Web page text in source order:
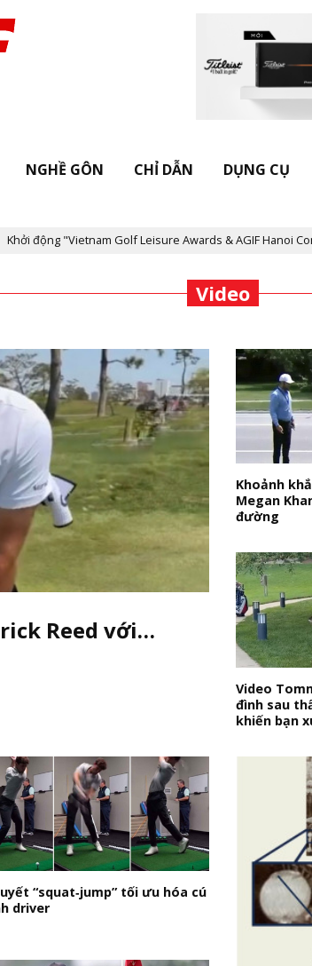
NGHỀ GÔN CHỈ DẪN DỤNG CỤ
"Vietnam Golf Leisure Awards & AGIF Hanoi
Video
Reed với…
Khoảnh
Megan
đường
Video
đình sau
khiến bạn
“squat‑jump” tối ưu hóa cú
driver